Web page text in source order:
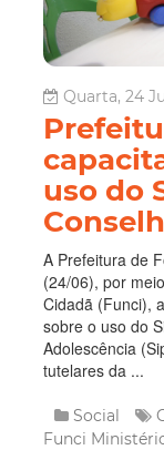
Quarta, 24
uso do
A Prefeitura de
(24/06), por
Cidadã (Funci),
sobre o uso do
Adolescência
tutelares da ...
Social
Funci